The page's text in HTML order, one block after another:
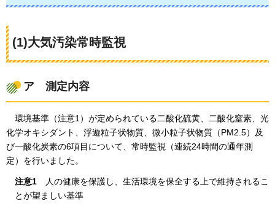
(1)大気汚染常時監視
ア 測定内容
環境基準 （注意1）が定められている二酸化硫黄、二酸化窒素、光
化学オキシダント、浮遊粒子状物質、微小粒子状物質（PM2.5）及
び一酸化炭素の6項目について、常時監視（連続24時間の通年測
定）を行いました。
注意1
人の健康を保護し、生活環境を保全する上で維持されるこ
とが望ましい基準